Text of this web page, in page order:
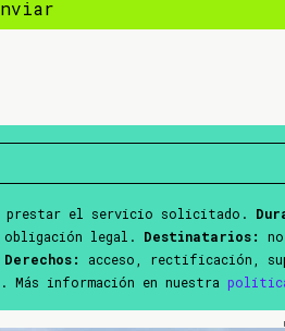
prestar el servicio solicitado.
obligación legal. Destinatarios:
Derechos:
acceso, rectificación,
información en nuestra